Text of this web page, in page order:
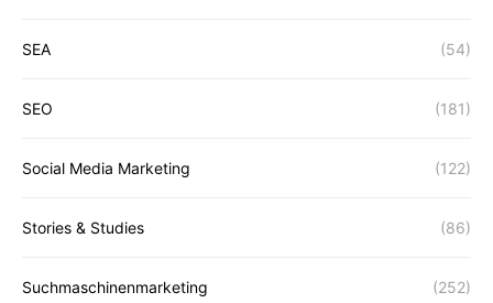
SEA (54)
SEO (181)
Social Media Marketing (122)
Stories & Studies (86)
Suchmaschinenmarketing (252)